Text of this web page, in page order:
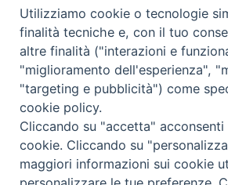
Ufficio Comunicazioni sociali
Piazza Giovene 4 – 70056 Molfetta
SEGUICI SU
Facebook
Instagram
X YouTube
Feed
Utilizziamo cookie o tecnologie
finalità tecniche e, con il tuo
altre finalità ("interazioni e
"miglioramento dell'esperienza",
"targeting e pubblicità") come
cookie policy.
Cliccando su "accetta"
cookie. Cliccando su
maggiori informazioni sui cookie